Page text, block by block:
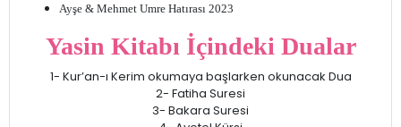
Ayşe & Mehmet Umre Hatırası 2023
Yasin Kitabı İçindeki Dualar
1- Kur’an-ı Kerim okumaya başlarken okunacak Dua
2- Fatiha Suresi
3- Bakara Suresi